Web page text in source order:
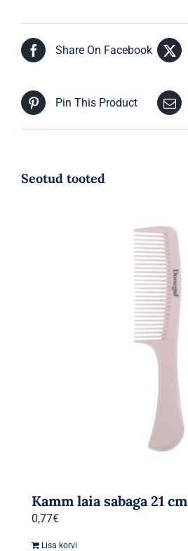
Share On Facebook
Pin This Product
Seotud tooted
Kamm laia sabaga 21 cm
0,77€
Lisa korvi